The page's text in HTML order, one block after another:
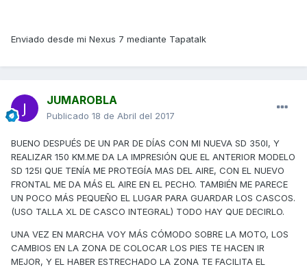
Enviado desde mi Nexus 7 mediante Tapatalk
JUMAROBLA
Publicado 18 de Abril del 2017
BUENO DESPUÉS DE UN PAR DE DÍAS CON MI NUEVA SD 350I, Y
REALIZAR 150 KM.ME DA LA IMPRESIÓN QUE EL ANTERIOR MODELO
SD 125I QUE TENÍA ME PROTEGÍA MAS DEL AIRE, CON EL NUEVO
FRONTAL ME DA MÁS EL AIRE EN EL PECHO. TAMBIÉN ME PARECE
UN POCO MÁS PEQUEÑO EL LUGAR PARA GUARDAR LOS CASCOS.
(USO TALLA XL DE CASCO INTEGRAL) TODO HAY QUE DECIRLO.
UNA VEZ EN MARCHA VOY MÁS CÓMODO SOBRE LA MOTO, LOS
CAMBIOS EN LA ZONA DE COLOCAR LOS PIES TE HACEN IR
MEJOR, Y EL HABER ESTRECHADO LA ZONA TE FACILITA EL